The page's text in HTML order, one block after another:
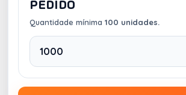
PEDIDO
Quantidade mínima 100 unidades.